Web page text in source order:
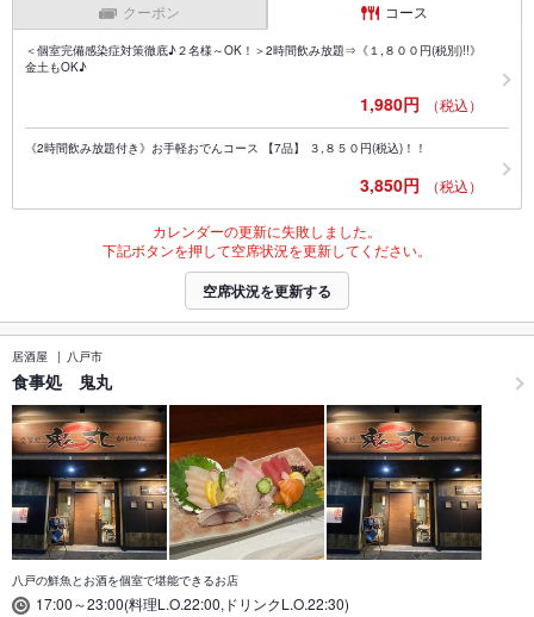
クーポン コース
＜個室完備感染症対策徹底♪２名様～OK！＞2時間飲み放題⇒《１,８００円(税別)!!》
金土もOK♪
1,980円 （税込）
《2時間飲み放題付き》お手軽おでんコース 【7品】 ３,８５０円(税込)！！
3,850円 （税込）
カレンダーの更新に失敗しました。
下記ボタンを押して空席状況を更新してください。
空席状況を更新する
居酒屋 八戸市
食事処 鬼丸
八戸の鮮魚とお酒を個室で堪能できるお店
17:00～23:00(料理L.O.22:00,ドリンクL.O.22:30)